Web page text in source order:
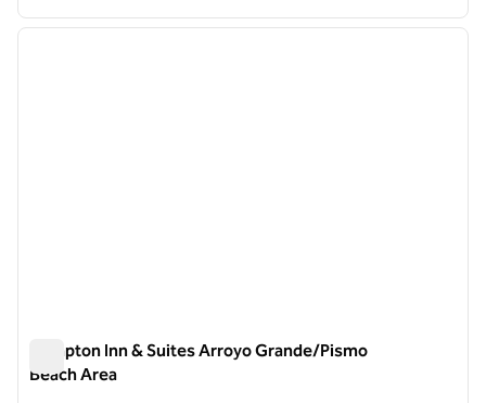
1 von 12
Hampton Inn & Suites Arroyo Grande/Pismo
Beach Area